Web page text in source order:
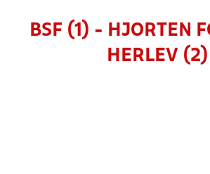
BSF (1) - HJORTEN
HERLEV (2)